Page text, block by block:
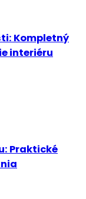
Kompletný
interiéru
Praktické